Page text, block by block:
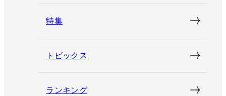
特集
トピックス
ランキング